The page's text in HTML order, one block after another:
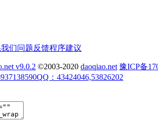
们问题反馈程序建议
v9.0.2 ©2003-2020 daoqiao.net 豫ICP备
：43424046,53826202